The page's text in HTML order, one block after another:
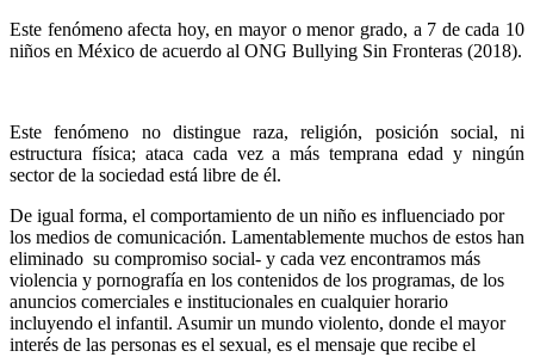
Este fenómeno afecta hoy, en mayor o menor grado, a 7 de cada 10
niños en México de acuerdo al ONG Bullying Sin Fronteras (2018).
Este fenómeno no distingue raza, religión, posición social, ni
estructura física; ataca cada vez a más temprana edad y ningún
sector de la sociedad está libre de él.
De igual forma, el comportamiento de un niño es influenciado por
los medios de comunicación. Lamentablemente muchos de estos han
eliminado su compromiso social- y cada vez encontramos más
violencia y pornografía en los contenidos de los programas, de los
anuncios comerciales e institucionales en cualquier horario
incluyendo el infantil. Asumir un mundo violento, donde el mayor
interés de las personas es el sexual, es el mensaje que recibe el